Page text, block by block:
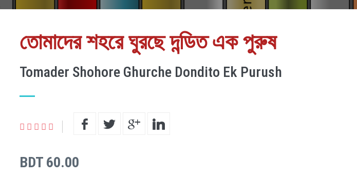
তোমাদের শহরে ঘুরছে দন্ডিত এক পুরুষ
Tomader Shohore Ghurche Dondito Ek Purush
BDT 60.00